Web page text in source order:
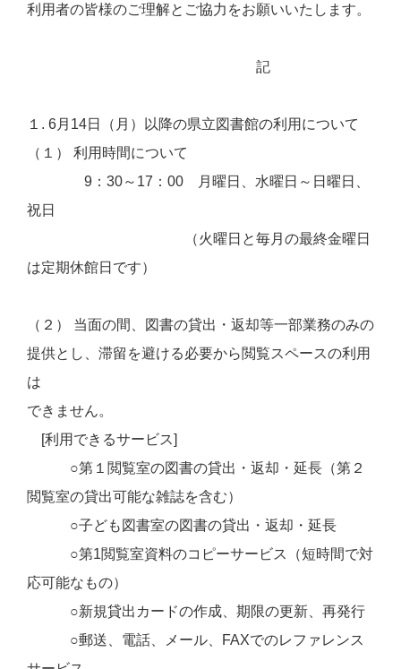
利用者の皆様のご理解とご協力をお願いいたします。
記
１. 6月14日（月）以降の県立図書館の利用について
（１） 利用時間について
9：30～17：00 月曜日、水曜日～日曜日、
祝日
（火曜日と毎月の最終金曜日
は定期休館日です）
（２） 当面の間、図書の貸出・返却等一部業務のみの
提供とし、滞留を避ける必要から閲覧スペースの利用
は
できません。
[利用できるサービス]
○第１閲覧室の図書の貸出・返却・延長（第２
閲覧室の貸出可能な雑誌を含む）
○子ども図書室の図書の貸出・返却・延長
○第1閲覧室資料のコピーサービス（短時間で対
応可能なもの）
○新規貸出カードの作成、期限の更新、再発行
○郵送、電話、メール、FAXでのレファレンス